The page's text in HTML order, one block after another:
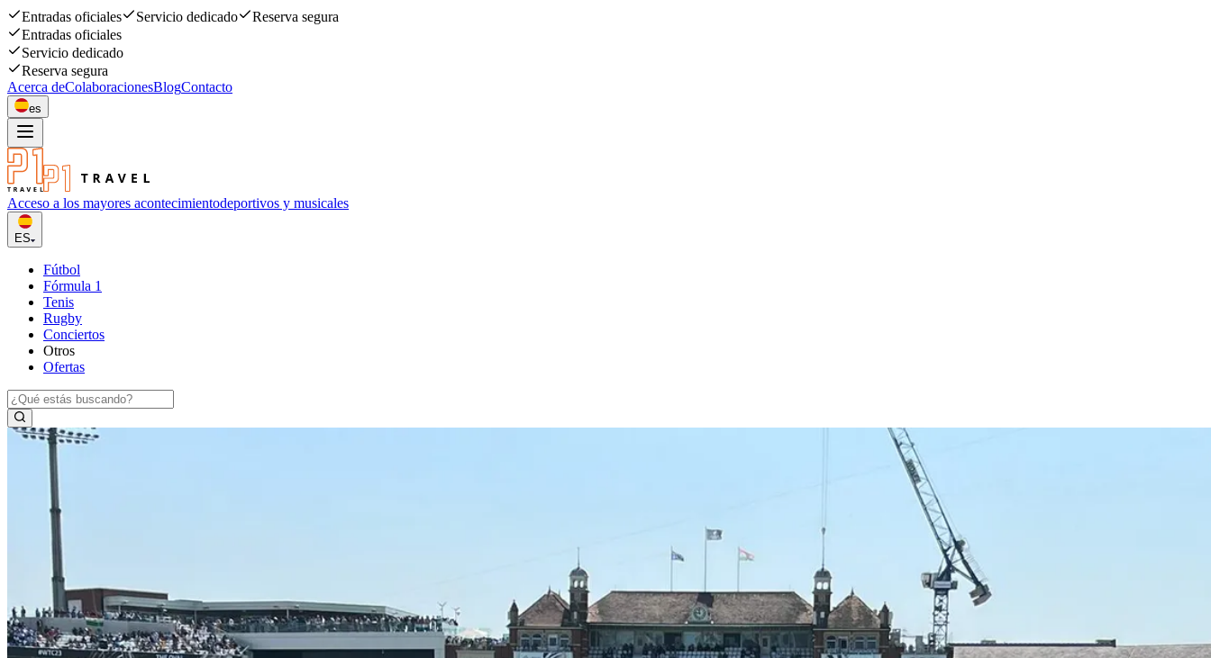
Entradas oficiales Servicio dedicado
Reserva segura
Entradas oficiales
Servicio dedicado
Reserva segura
Acerca deColaboracionesBlogContacto
es
Acceso a los mayores acontecimientodeportivos y musicales
ES
Fútbol
Fórmula 1
Tenis
Rugby
Conciertos
Otros
Ofertas